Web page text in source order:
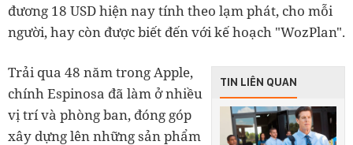
đương 18 USD hiện nay tính theo lạm phát, cho mỗi
người, hay còn được biết đến với kế hoạch "WozPlan".
TIN LIÊN QUAN
Trải qua 48 năm trong Apple,
chính Espinosa đã làm ở nhiều
vị trí và phòng ban, đóng góp
xây dựng lên những sản phẩm